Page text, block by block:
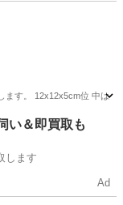
す。 12x12x5cm位 中は
い＆即買取も
します
Ad